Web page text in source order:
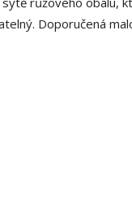
Doporučená